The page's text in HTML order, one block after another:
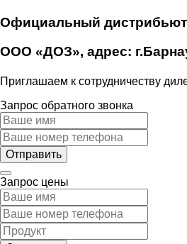
Официальный
ООО «ДОЗ», адрес:
Приглашаем к сотрудничеству
Запрос обратного звонка
Запрос цены